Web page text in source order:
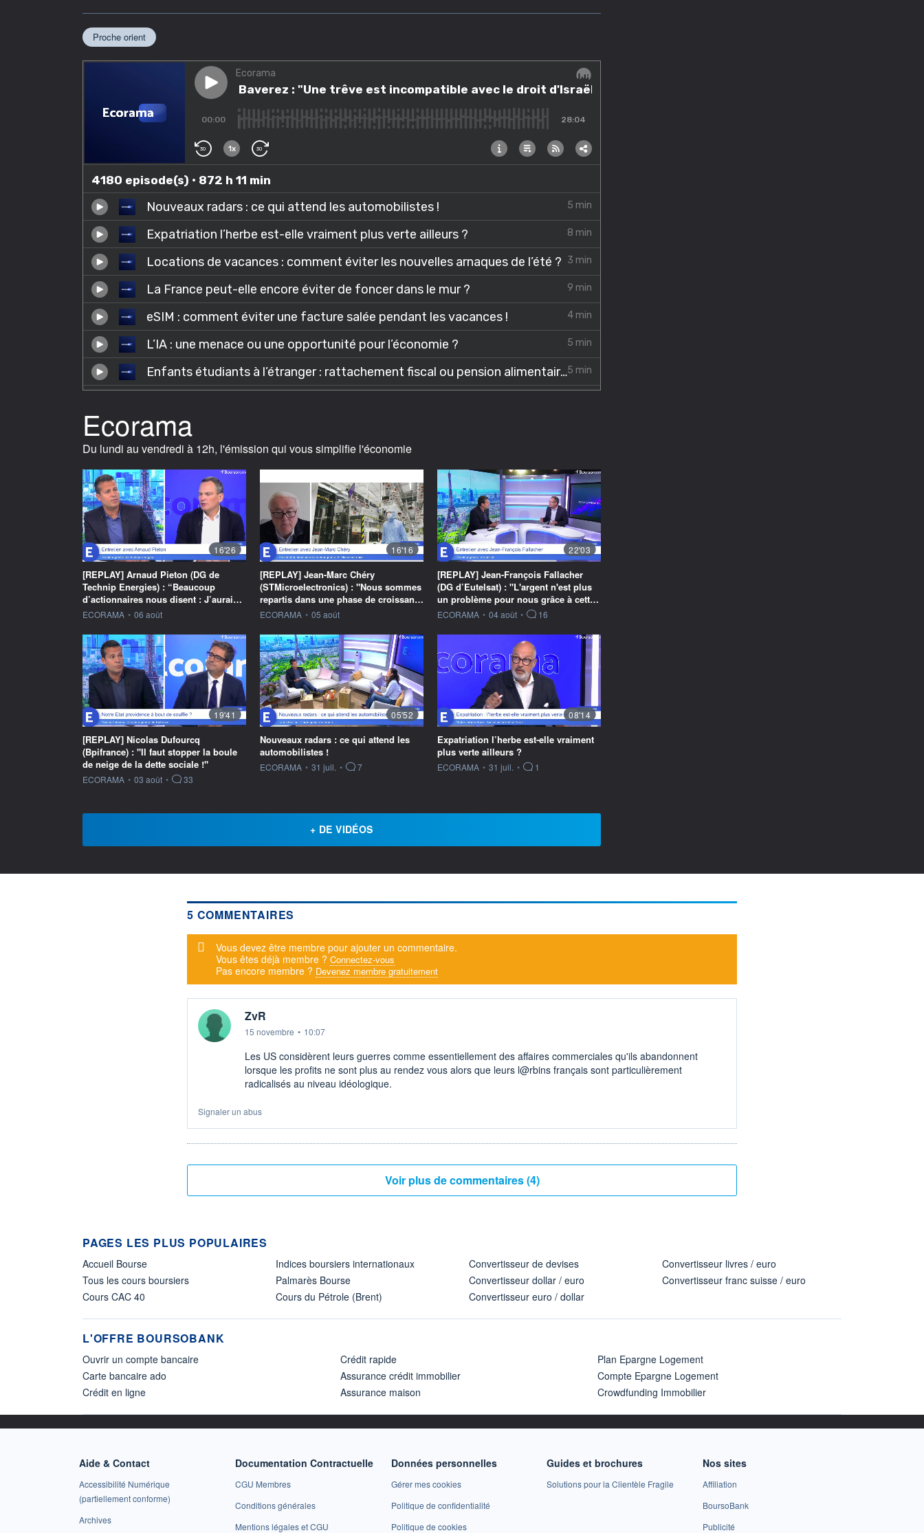
Proche orient
Ecorama
Du lundi au vendredi à 12h, l'émission qui vous simplifie l'économie
16'26
[REPLAY] Arnaud Pieton (DG de
Technip Energies) : “Beaucoup
d’actionnaires nous disent : J’aurai…
information fournie par
ECORAMA • 06 août
16'16
[REPLAY] Jean-Marc Chéry
(STMicroelectronics) : "Nous sommes
repartis dans une phase de croissan…
information fournie par
ECORAMA • 05 août
22'03
[REPLAY] Jean-François Fallacher
(DG d’Eutelsat) : "L'argent n'est plus
un problème pour nous grâce à cett…
information fournie par
ECORAMA • 04 août • 16
19'41
[REPLAY] Nicolas Dufourcq
(Bpifrance) : "Il faut stopper la boule
de neige de la dette sociale !"
information fournie par
ECORAMA • 03 août • 33
05'52
Nouveaux radars : ce qui attend les
automobilistes !
information fournie par
ECORAMA • 31 juil. • 7
08'14
Expatriation l’herbe est-elle vraiment
plus verte ailleurs ?
information fournie par
ECORAMA • 31 juil. • 1
+ DE VIDÉOS
5 COMMENTAIRES
Message d'alerte
Vous devez être membre pour ajouter un commentaire.
Vous êtes déjà membre ? Connectez-vous
Pas encore membre ? Devenez membre gratuitement
ZvR
15 novembre • 10:07
Les US considèrent leurs guerres comme essentiellement des affaires commerciales qu'ils abandonnent
lorsque les profits ne sont plus au rendez vous alors que leurs l@rbins français sont particulièrement
radicalisés au niveau idéologique.
Signaler un abus
Voir plus de commentaires (4)
PAGES LES PLUS POPULAIRES
Accueil Bourse
Tous les cours boursiers
Cours CAC 40
Indices boursiers internationaux
Palmarès Bourse
Cours du Pétrole (Brent)
Convertisseur de devises
Convertisseur dollar / euro
Convertisseur euro / dollar
Convertisseur livres / euro
Convertisseur franc suisse / euro
L'OFFRE BOURSOBANK
Ouvrir un compte bancaire
Carte bancaire ado
Crédit en ligne
Crédit rapide
Assurance crédit immobilier
Assurance maison
Plan Epargne Logement
Compte Epargne Logement
Crowdfunding Immobilier
Aide & Contact
Accessibilité Numérique
(partiellement conforme)
Archives
Documentation Contractuelle
CGU Membres
Conditions générales
Mentions légales et CGU
Données personnelles
Gérer mes cookies
Politique de confidentialité
Politique de cookies
Guides et brochures
Solutions pour la Clientèle Fragile
Nos sites
Affiliation
BoursoBank
Publicité